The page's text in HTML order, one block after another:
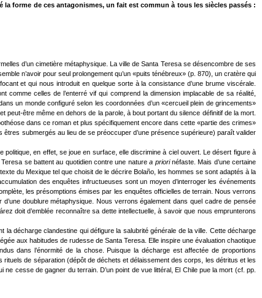
forme de ces antagonismes, un fait est commun à tous les siècles passés :
d’un cimetière métaphysique. La ville de Santa Teresa se désencombre de ses
n’avoir pour seul prolongement qu’un «puits ténébreux» (p. 870), un cratère qui
et qui nous introduit en quelque sorte à la consistance d’une brume viscérale.
celles de l’enterré vif qui comprend la dimension implacable de sa réalité,
un monde configuré selon les coordonnées d’un «cercueil plein de grincements»
peut-être même en dehors de la parole, à bout portant du silence définitif de la mort.
dans ce roman et plus spécifiquement encore dans cette «partie des crimes»
êtres submergés au lieu de se préoccuper d’une présence supérieure) paraît valider
en effet, se joue en surface, elle discrimine à ciel ouvert. Le désert figure à
se battent au quotidien contre une naturea priorinéfaste. Mais d’une certaine
du Mexique tel que choisit de le décrire Bolaño, les hommes se sont adaptés à la
des enquêtes infructueuses sont un moyen d’interroger les événements
les présomptions émises par les enquêtes officielles de terrain. Nous verrons
doublure métaphysique. Nous verrons également dans quel cadre de pensée
doit d’emblée reconnaître sa dette intellectuelle, à savoir que nous emprunterons
la décharge clandestine qui défigure la salubrité générale de la ville. Cette décharge
aux habitudes de rudesse de Santa Teresa. Elle inspire une évaluation chaotique
dans l’énormité de la chose. Puisque la décharge est affectée de proportions
rituels de séparation (dépôt de déchets et délaissement des corps, les détritus et les
cesse de gagner du terrain. D’un point de vue littéral, El Chile pue la mort (cf. pp.